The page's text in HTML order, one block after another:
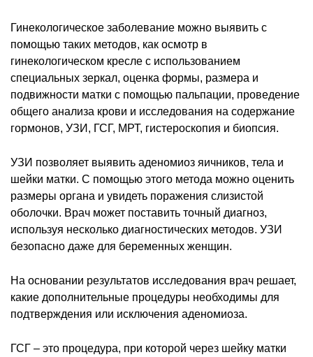
Гинекологическое заболевание можно выявить с
помощью таких методов, как осмотр в
гинекологическом кресле с использованием
специальных зеркал, оценка формы, размера и
подвижности матки с помощью пальпации, проведение
общего анализа крови и исследования на содержание
гормонов, УЗИ, ГСГ, МРТ, гистероскопия и биопсия.
УЗИ позволяет выявить аденомиоз яичников, тела и
шейки матки. С помощью этого метода можно оценить
размеры органа и увидеть поражения слизистой
оболочки. Врач может поставить точный диагноз,
используя несколько диагностических методов. УЗИ
безопасно даже для беременных женщин.
На основании результатов исследования врач решает,
какие дополнительные процедуры необходимы для
подтверждения или исключения аденомиоза.
ГСГ – это процедура, при которой через шейку матки